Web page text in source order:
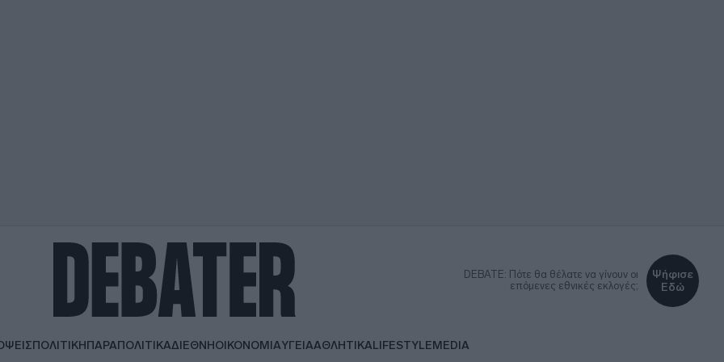
DEBATE: Πότε θα θέλατε να γίνουν οι
επόμενες εθνικές εκλογές;
Ψήφισε
Εδώ
ΠΟΛΙΤΙΚΗΠΑΡΑΠΟΛΙΤΙΚΑΔΙΕΘΝΗΟΙΚΟΝΟΜΙΑΥΓΕΙΑΑΘΛΗΤΙΚΑLIFESTYLEMEDIA